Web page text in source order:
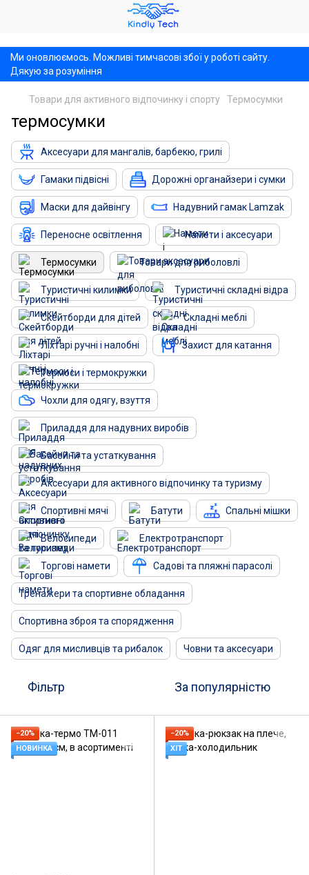
Ми оновлюємось. Можливі тимчасові збої у роботі сайту.
Дякую за розуміння
Товари для активного відпочинку і спорту Термосумки
термосумки
Аксесуари для мангалів, барбекю, грилі
Гамаки підвісні Дорожні органайзери і сумки
Маски для дайвінгу Надувний гамак Lamzak
Переносне освітлення Намети і аксесуари
Термосумки Товари для риболовлі
Туристичні килимки Туристичні складні відра
Скейтборди для дітей Складні меблі
Ліхтарі ручні і налобні Захист для катання
Термоси і термокружки
Чохли для одягу, взуття
Приладдя для надувних виробів
Басейни та устаткування
Аксесуари для активного відпочинку та туризму
Спортивні мячі Батути Спальні мішки
Велосипеди Електротранспорт
Торгові намети Садові та пляжні парасолі
Тренажери та спортивне обладання
Спортивна зброя та спорядження
Одяг для мисливців та рибалок Човни та аксесуари
Фільтр За популярністю
−20%
НОВИНКА
−20%
ХІТ